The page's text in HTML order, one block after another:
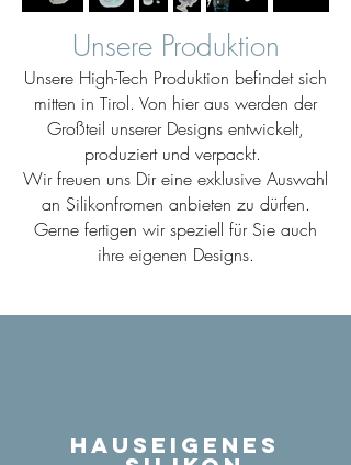
Unsere Produktion
Unsere High-Tech Produktion befindet sich
mitten in Tirol. Von hier aus werden der
Großteil unserer Designs entwickelt,
produziert und verpackt.
Wir freuen uns Dir eine exklusive Auswahl
an Silikonfromen anbieten zu dürfen.
Gerne fertigen wir speziell für Sie auch
ihre eigenen Designs.
Hauseigenes